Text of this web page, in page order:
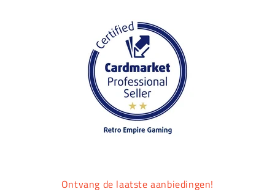
Ontvang de laatste aanbiedingen!